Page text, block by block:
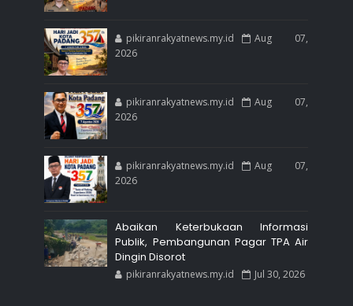
pikiranrakyatnews.my.id
Aug 07,
2026
pikiranrakyatnews.my.id
Aug 07,
2026
pikiranrakyatnews.my.id
Aug 07,
2026
Abaikan Keterbukaan Informasi
Publik, Pembangunan Pagar TPA Air
Dingin Disorot
pikiranrakyatnews.my.id Jul 30, 2026